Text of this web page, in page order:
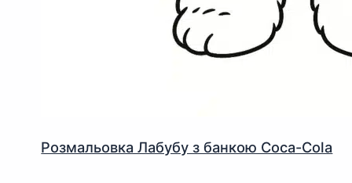
Розмальовка Лабубу з банкою Coca-Cola